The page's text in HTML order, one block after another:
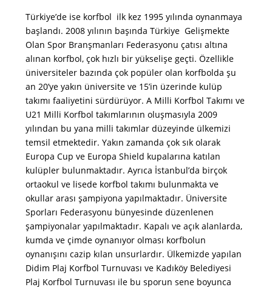
Türkiye’de ise korfbol ilk kez 1995 yılında oynanmaya
başlandı. 2008 yılının başında Türkiye Gelişmekte
Olan Spor Branşmanları Federasyonu çatısı altına
alınan korfbol, çok hızlı bir yükselişe geçti. Özellikle
üniversiteler bazında çok popüler olan korfbolda şu
an 20’ye yakın üniversite ve 15’in üzerinde kulüp
takımı faaliyetini sürdürüyor. A Milli Korfbol Takımı ve
U21 Milli Korfbol takımlarının oluşmasıyla 2009
yılından bu yana milli takımlar düzeyinde ülkemizi
temsil etmektedir. Yakın zamanda çok sık olarak
Europa Cup ve Europa Shield kupalarına katılan
kulüpler bulunmaktadır. Ayrıca İstanbul’da birçok
ortaokul ve lisede korfbol takımı bulunmakta ve
okullar arası şampiyona yapılmaktadır. Üniversite
Sporları Federasyonu bünyesinde düzenlenen
şampiyonalar yapılmaktadır. Kapalı ve açık alanlarda,
kumda ve çimde oynanıyor olması korfbolun
oynanışını cazip kılan unsurlardır. Ülkemizde yapılan
Didim Plaj Korfbol Turnuvası ve Kadıköy Belediyesi
Plaj Korfbol Turnuvası ile bu sporun sene boyunca